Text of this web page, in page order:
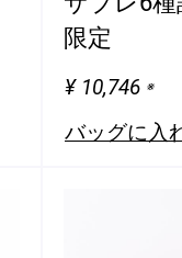
限定
¥ 10,746 ※
バッグに入